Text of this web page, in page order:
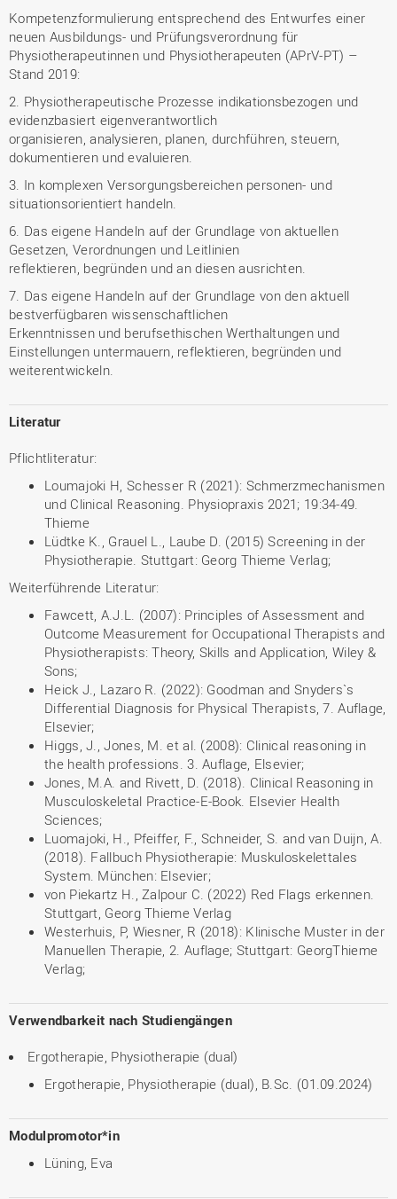
Kompetenzformulierung entsprechend des Entwurfes einer
neuen Ausbildungs- und Prüfungsverordnung für
Physiotherapeutinnen und Physiotherapeuten (APrV-PT) –
Stand 2019:
2. Physiotherapeutische Prozesse indikationsbezogen und
evidenzbasiert eigenverantwortlich
organisieren, analysieren, planen, durchführen, steuern,
dokumentieren und evaluieren.
3. In komplexen Versorgungsbereichen personen- und
situationsorientiert handeln.
6. Das eigene Handeln auf der Grundlage von aktuellen
Gesetzen, Verordnungen und Leitlinien
reflektieren, begründen und an diesen ausrichten.
7. Das eigene Handeln auf der Grundlage von den aktuell
bestverfügbaren wissenschaftlichen
Erkenntnissen und berufsethischen Werthaltungen und
Einstellungen untermauern, reflektieren, begründen und
weiterentwickeln.
Literatur
Pflichtliteratur:
Loumajoki H, Schesser R (2021): Schmerzmechanismen
und Clinical Reasoning. Physiopraxis 2021; 19:34-49.
Thieme
Lüdtke K., Grauel L., Laube D. (2015) Screening in der
Physiotherapie. Stuttgart: Georg Thieme Verlag;
Weiterführende Literatur:
Fawcett, A.J.L. (2007): Principles of Assessment and
Outcome Measurement for Occupational Therapists and
Physiotherapists: Theory, Skills and Application, Wiley &
Sons;
Heick J., Lazaro R. (2022): Goodman and Snyders`s
Differential Diagnosis for Physical Therapists, 7. Auflage,
Elsevier;
Higgs, J., Jones, M. et al. (2008): Clinical reasoning in
the health professions. 3. Auflage, Elsevier;
Jones, M.A. and Rivett, D. (2018). Clinical Reasoning in
Musculoskeletal Practice-E-Book. Elsevier Health
Sciences;
Luomajoki, H., Pfeiffer, F., Schneider, S. and van Duijn, A.
(2018). Fallbuch Physiotherapie: Muskuloskelettales
System. München: Elsevier;
von Piekartz H., Zalpour C. (2022) Red Flags erkennen.
Stuttgart, Georg Thieme Verlag
Westerhuis, P, Wiesner, R (2018): Klinische Muster in der
Manuellen Therapie, 2. Auflage; Stuttgart: GeorgThieme
Verlag;
Verwendbarkeit nach Studiengängen
Ergotherapie, Physiotherapie (dual)
Ergotherapie, Physiotherapie (dual), B.Sc. (01.09.2024)
Modulpromotor*in
Lüning, Eva